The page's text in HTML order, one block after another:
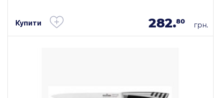
Купити 282.80 грн.